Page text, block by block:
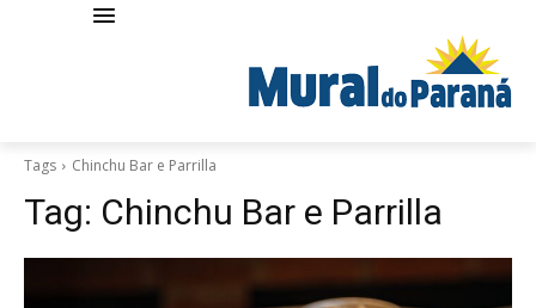
Tags Chinchu Bar e Parrilla
Tag: Chinchu Bar e Parrilla